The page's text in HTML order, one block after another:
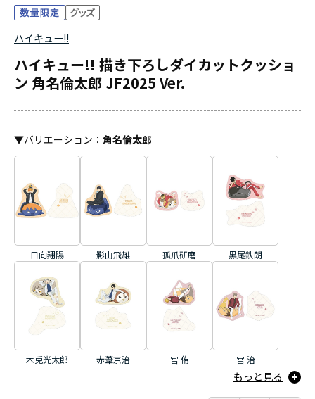
ハイキュー!!
ハイキュー!! 描き下ろしダイカットクッショ
ン 角名倫太郎 JF2025 Ver.
▼バリエーション ： 角名倫太郎
日向翔陽 影山飛雄 孤爪研磨 黒尾鉄朗
木兎光太郎 赤葦京治 宮 侑 宮 治
もっと見る